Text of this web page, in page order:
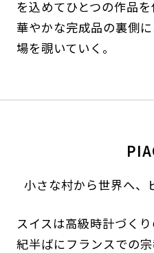
を込めてひとつの作品
華やかな完成品の裏側
場を覗いていく。
小さな村から世界へ、
スイスは高級時計づく
紀半ばにフランスでの